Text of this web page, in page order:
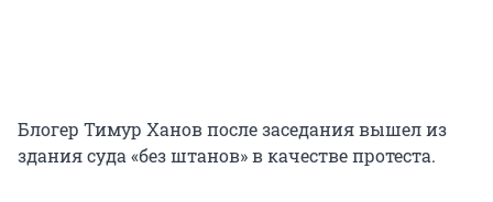
Блогер Тимур Ханов после заседания вышел из
здания суда «без штанов» в качестве протеста.